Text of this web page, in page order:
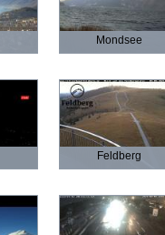
Mondsee
Feldberg